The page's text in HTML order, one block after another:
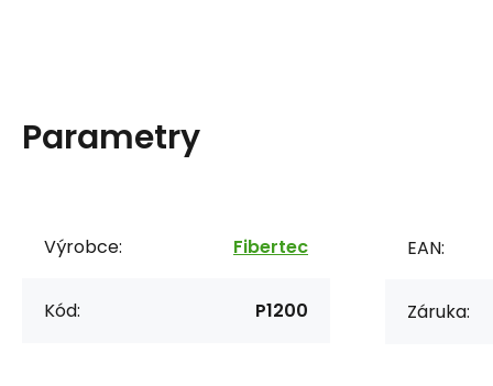
Parametry
Výrobce: Fibertec
Kód: P1200
EAN:
Záruka: